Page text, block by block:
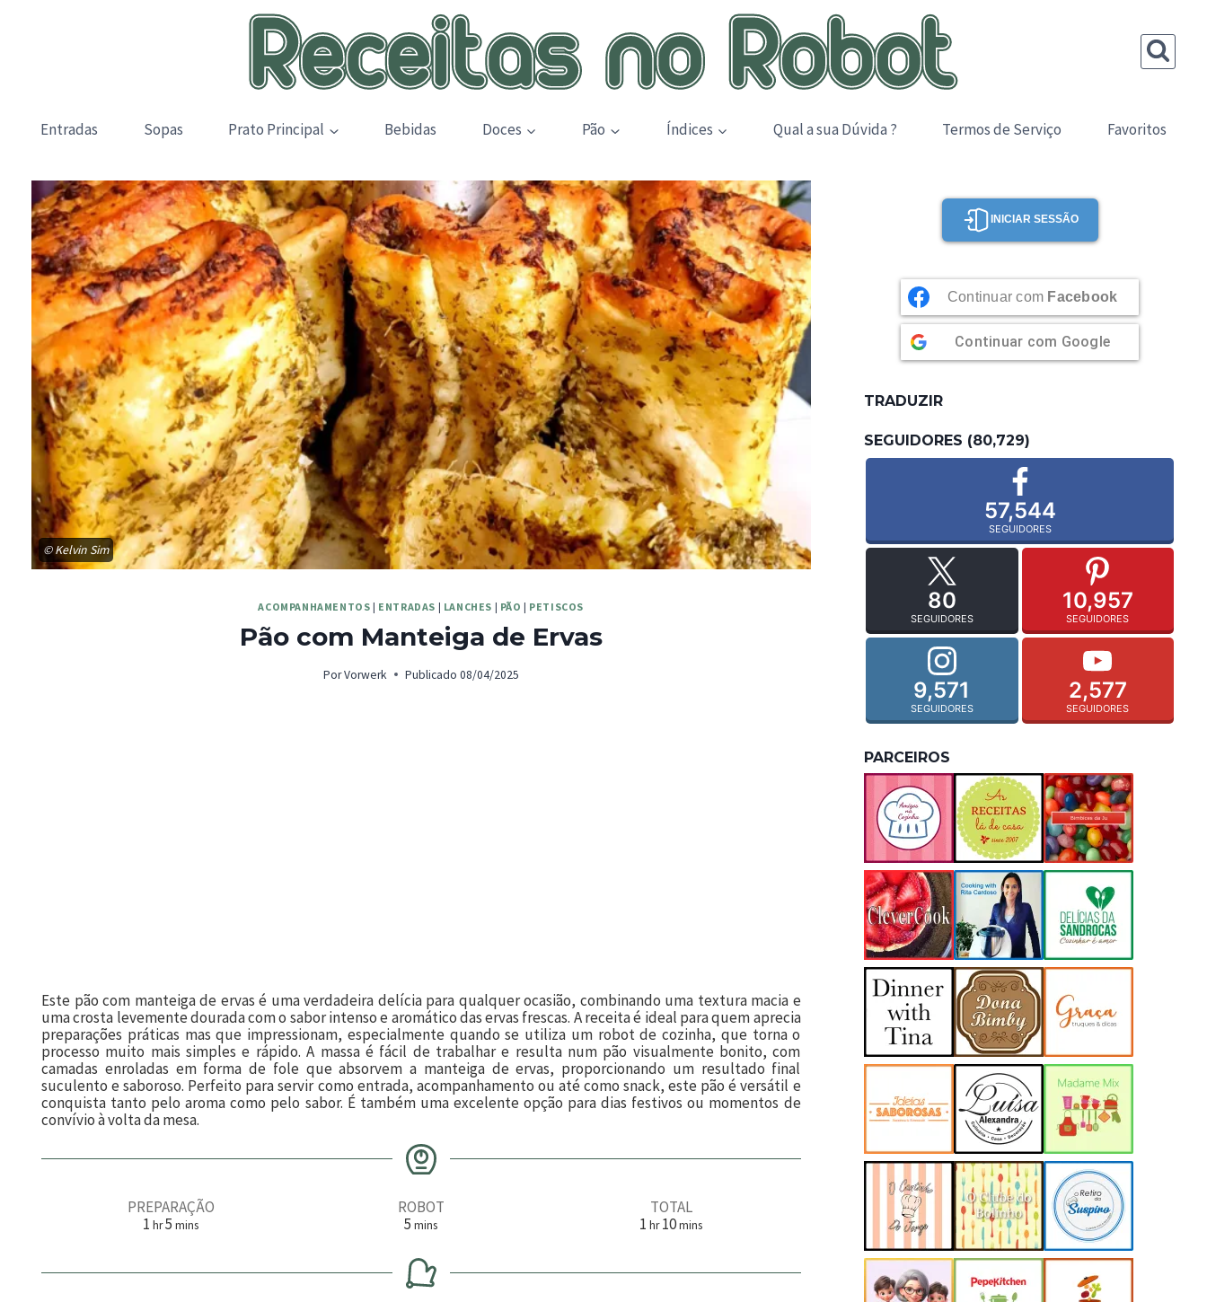
Entradas Sopas Prato Principal Bebidas Doces Pão Índices Qual a sua Dúvida ? Termos de Serviço Favoritos
© Kelvin Sim
ACOMPANHAMENTOS | ENTRADAS | LANCHES | PÃO | PETISCOS
Pão com Manteiga de Ervas
Por Vorwerk Publicado 08/04/2025
Este pão com manteiga de ervas é uma verdadeira delícia para qualquer ocasião, combinando uma textura macia e
uma crosta levemente dourada com o sabor intenso e aromático das ervas frescas. A receita é ideal para quem aprecia
preparações práticas mas que impressionam, especialmente quando se utiliza um robot de cozinha, que torna o
processo muito mais simples e rápido. A massa é fácil de trabalhar e resulta num pão visualmente bonito, com
camadas enroladas em forma de fole que absorvem a manteiga de ervas, proporcionando um resultado final
suculento e saboroso. Perfeito para servir como entrada, acompanhamento ou até como snack, este pão é versátil e
conquista tanto pelo aroma como pelo sabor. É também uma excelente opção para dias festivos ou momentos de
convívio à volta da mesa.
PREPARAÇÃO
1h
a
hr5m
u
mins
ROBOT
5m
n
u
t
mins
TOTAL
1h
a
hr 10m
u
mins
INICIAR SESSÃO
Continuar com Facebook
Continuar com Google
TRADUZIR
SEGUIDORES (80,729)
57,544
SEGUIDORES
80
SEGUIDORES
10,957
SEGUIDORES
9,571
SEGUIDORES
2,577
SEGUIDORES
PARCEIROS